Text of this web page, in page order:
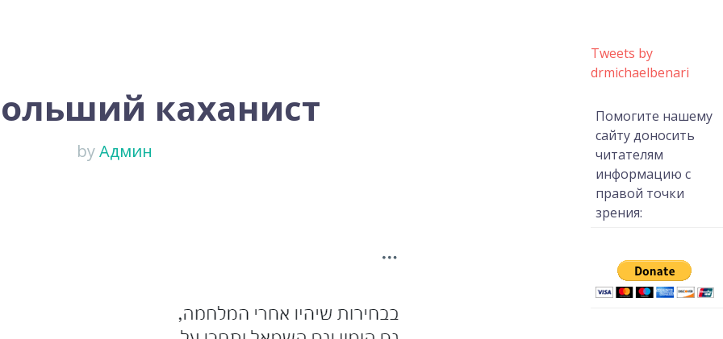
каханист
byАдмин
Tweets by
drmichaelbenari
Помогите нашему
сайту доносить
читателям
информацию с
правой точки
зрения: